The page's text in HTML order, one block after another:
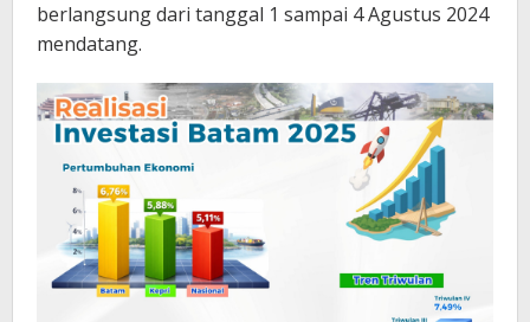
berlangsung dari tanggal 1 sampai 4 Agustus 2024
mendatang.